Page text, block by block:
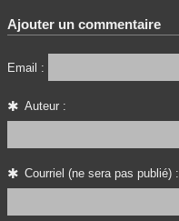
Ajouter un commentaire
Email :
Auteur :
Courriel (ne sera pas publié) :